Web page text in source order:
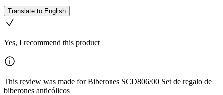
Translate to English
Yes, I recommend this product
This review was made for Biberones SCD806/00 Set de regalo de
biberones anticólicos